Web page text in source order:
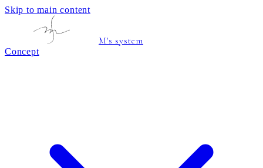
Skip to main content
M's system
Concept